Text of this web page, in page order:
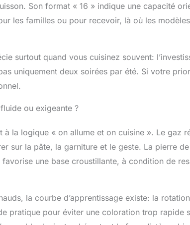
Son format « 16 » indique une capacité
les familles ou pour recevoir, là où les
surtout quand vous cuisinez souvent:
uniquement deux soirées par été. Si votre
ou exigeante ?
à la logique « on allume et on cuisine ». Le gaz
sur la pâte, la garniture et le geste. La pierre
une base croustillante, à condition de
la courbe d’apprentissage existe: la
pratique pour éviter une coloration trop rapide